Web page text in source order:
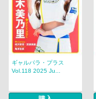
ギャルパラ・プラス
Vol.118 2025 Ju...